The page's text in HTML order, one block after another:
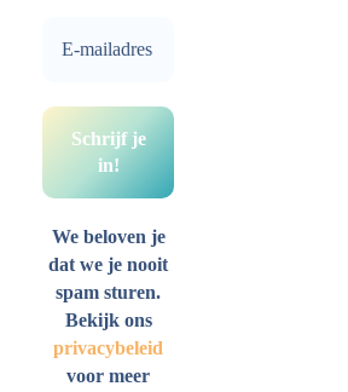
We beloven je
dat we je nooit
spam sturen.
Bekijk ons
privacybeleid
voor meer